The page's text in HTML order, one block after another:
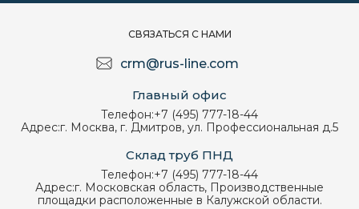
СВЯЗАТЬСЯ С НАМИ
crm@rus-line.com
Главный офис
Телефон:+7 (495) 777-18-44
Адрес:г. Москва, г. Дмитров, ул. Профессиональная д.5
Склад труб ПНД
Телефон:+7 (495) 777-18-44
Адрес:г. Московская область, Производственные
площадки расположенные в Калужской области.